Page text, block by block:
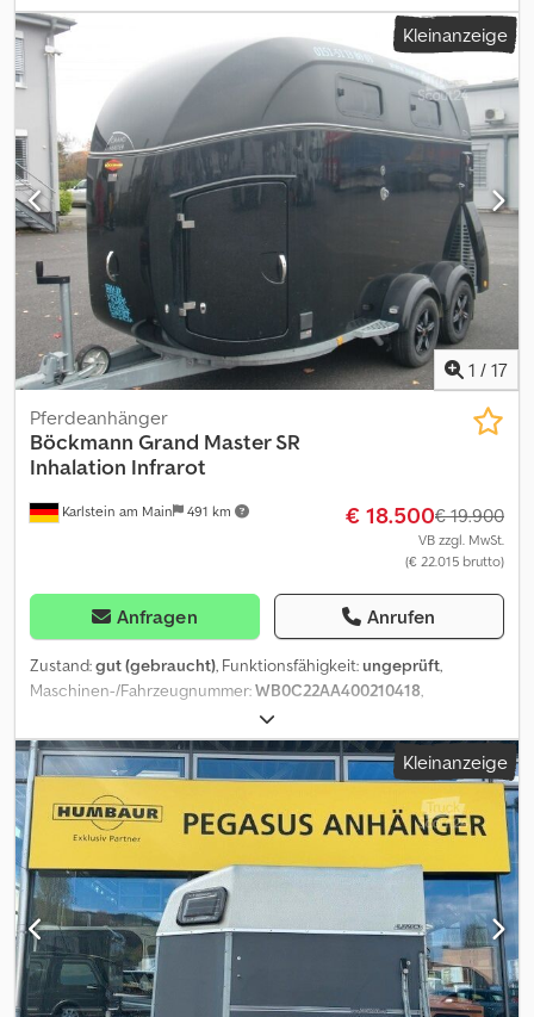
Gesamtlänge:2.660 mm, Gesamtbreite:1.350 mm, Gesamthöhe:
1.000 mm
, Höchstgeschwindigkeit:80 km/h
, Anhängerbremse:
Anhänger gebremst, Ausstattung: Ladebordwand, Ich verkaufe
hier meinen Anhänger, da ich mir einen Anhänger mit mehr
Zuladung kaufen möchte. Dodpszqvarjfx Aptowa Beleuchtung:
2025 neu LED inkl. aller Kabel Boden: 2023 Neue Siebdruckplatte
inkl. Alu-Platten als zusätzlichen Schutz. Bordwand: 2024 Neue
Bordwände inkl. Alu-Deckel damit der Innenraum trocken bleibt.
Reifen: 2023 Neu sind noch Top Der Anhänger müsste mal wieder
gestrichen werden, damit er wieder super aussieht, aber sonst
voll Funktionsfähig.
Kleinanzeige
1 / 17
Karlstein am Main 491 km
Pferdeanhänger
Böckmann Grand Master SR
Inhalation Infrarot
€ 18.500€ 19.900
VB zzgl. MwSt.
(€ 22.015 brutto)
Anfragen Anrufen
Zustand:gut (gebraucht), Funktionsfähigkeit:ungeprüft,
Maschinen-/Fahrzeugnummer:WB0C22AA400210418,
, maximales Ladegewicht:
Gesamtgewicht:2.700 kg, Achsen-Konfiguration:2 Achsen,
zulässige Achslast (Achse 1):1.350 kg, zulässige Achslast (Achse 2):
1.350 kg
, Erstzulassung: 02/2023, nächste Prüfung (TÜV):05/2027,
Laderaumlänge:3.560 mm, Federung:Blatt, Reifengröße:195/70
R 14
, Reifenzustand: 50 %, Höchstgeschwindigkeit:100 km/h,
Farbe:Schwarz, Anhängerbremse:Anhänger gebremst, unsere
Fahrzeugnummer: # 30658 Böckmann Grand Master SR C22
Pferde Inhalationsanhänger Umbau Platinum Animal m.
Ionisationseinheit Typ I (Standkonzentrator) Dsdpfjx E Rwwox
Aptowa Ultraschallvernebler micro 801 Animal JSR Fogger
Kaltvernebler 2x Infrarotwärmeplatten tiefergelegtes WCF
Kleinanzeige